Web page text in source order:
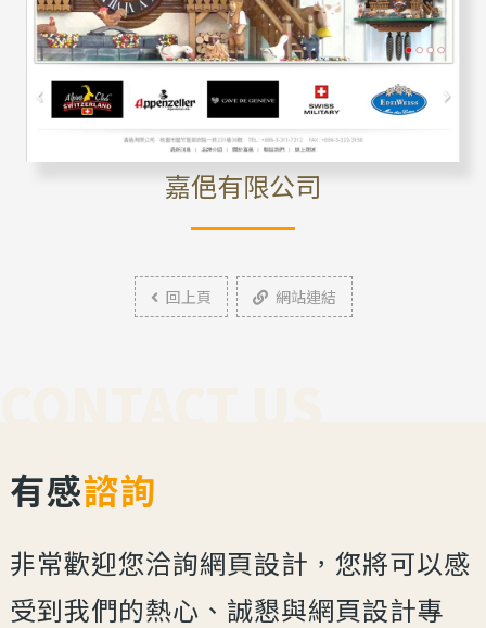
嘉俋有限公司
回上頁 網站連結
有感諮詢
非常歡迎您洽詢網頁設計，您將可以感
受到我們的熱心、誠懇與網頁設計專